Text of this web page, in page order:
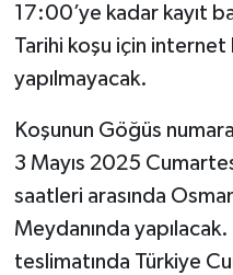
17:00’ye kadar kayıt
Tarihi koşu için internet
yapılmayacak.
Koşunun Göğüs
3 Mayıs 2025
saatleri arasında
Meydanında
teslimatında Türkiye